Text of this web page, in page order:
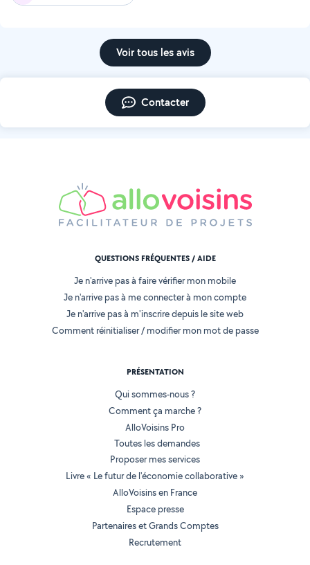
Voir tous les avis
Contacter
QUESTIONS FRÉQUENTES / AIDE
Je n'arrive pas à faire vérifier mon mobile
Je n'arrive pas à me connecter à mon compte
Je n'arrive pas à m'inscrire depuis le site web
Comment réinitialiser / modifier mon mot de passe
PRÉSENTATION
Qui sommes-nous ?
Comment ça marche ?
AlloVoisins Pro
Toutes les demandes
Proposer mes services
Livre « Le futur de l'économie collaborative »
AlloVoisins en France
Espace presse
Partenaires et Grands Comptes
Recrutement